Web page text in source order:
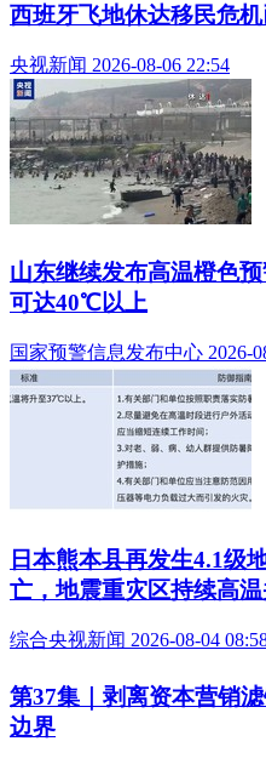
西班牙飞地休达移民危
央视新闻 2026-08-06 22:54
山东继续发布高温橙色
可达40℃以上
国家预警信息发布中心 2026-
日本熊本县再发生4.1级
亡，地震重灾区持续高
综合央视新闻 2026-08-04
第37集｜剥离资本营销
边界